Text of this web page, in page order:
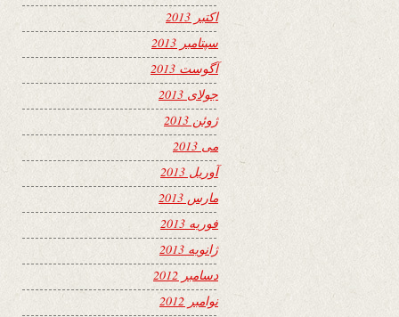
اکتبر 2013
سپتامبر 2013
آگوست 2013
جولای 2013
ژوئن 2013
می 2013
آوریل 2013
مارس 2013
فوریه 2013
ژانویه 2013
دسامبر 2012
نوامبر 2012